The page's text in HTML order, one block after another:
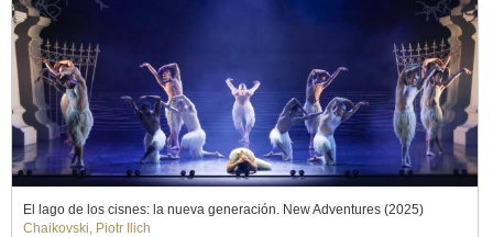
El lago de los cisnes: la nueva generación. New Adventures (2025)
Chaikovski, Piotr Ilich